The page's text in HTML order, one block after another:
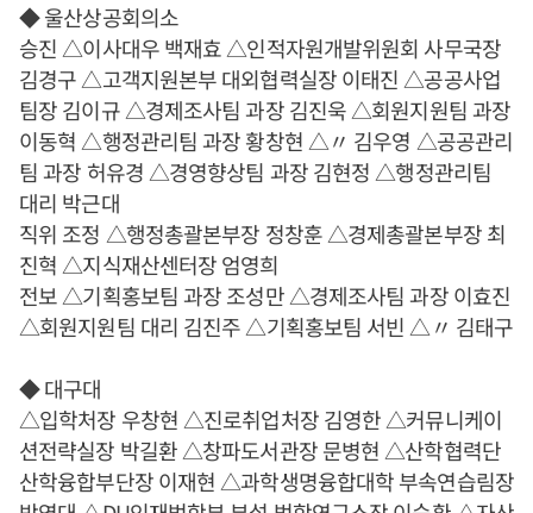
◆ 울산상공회의소
승진 △이사대우 백재효 △인적자원개발위원회 사무국장
김경구 △고객지원본부 대외협력실장 이태진 △공공사업
팀장 김이규 △경제조사팀 과장 김진욱 △회원지원팀 과장
이동혁 △행정관리팀 과장 황창현 △〃 김우영 △공공관리
팀 과장 허유경 △경영향상팀 과장 김현정 △행정관리팀
대리 박근대
직위 조정 △행정총괄본부장 정창훈 △경제총괄본부장 최
진혁 △지식재산센터장 엄영희
전보 △기획홍보팀 과장 조성만 △경제조사팀 과장 이효진
△회원지원팀 대리 김진주 △기획홍보팀 서빈 △〃 김태구
◆ 대구대
△입학처장 우창현 △진로취업처장 김영한 △커뮤니케이
션전략실장 박길환 △창파도서관장 문병현 △산학협력단
산학융합부단장 이재현 △과학생명융합대학 부속연습림장